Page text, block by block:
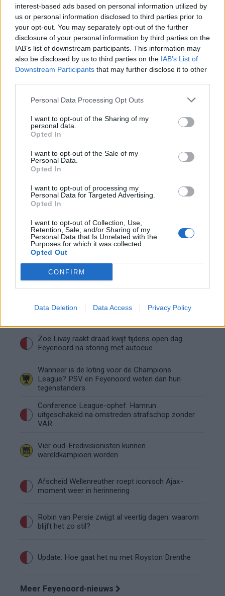
interest-based ads based on personal information utilized by
us or personal information disclosed to third parties prior to
your opt-out. You may separately opt-out of the further
disclosure of your personal information by third parties on the
IAB’s list of downstream participants. This information may
also be disclosed by us to third parties on the IAB’s List of
Downstream Participants that may further disclose it to other
Personal Data Processing Opt Outs
I want to opt-out of the Sharing of my
personal data.
Opted In
I want to opt-out of the Sale of my
Personal Data.
Opted In
I want to opt-out of processing my
Personal Data for Targeted Advertising.
Opted In
I want to opt-out of Collection, Use,
Retention, Sale, and/or Sharing of my
Personal Data that Is Unrelated with the
Purposes for which it was collected.
Opted Out
CONFIRM
Data Deletion Data Access Privacy Policy
Feyenoord zet deur open voor miljoenen: Ueda
en Hadj Moussa mogen vertrekken
Feyenoord sluit voorbereiding bijna af: dit staat
er nog op het programma
keuze voor Marokko
Brengt Sporting Portugal Feyenoord in de
problemen rond Hadj Moussa?
Van droomtransfer tot contractontbinding: het
Feyenoord-verhaal van Calvin Stengs
'Hij is weer gewoon mijn vader': Shaqueel
openhartig over Robin van Persie
Lille geeft niet op na afwijzing: komt er nieuw
bod op Gjivai Zechiël?
Been blikt terug op historische afstraffing: "Die
schaamte voel ik nog altijd"
Calvin Stengs opnieuw vader: bijzonder nieuws in
onzekere transferzomer
Zoë Livay raakt draad kwijt tijdens open dag
Feyenoord na storing met autocue
Wanneer is de loting voor de Champions
League? PSV en Feyenoord weten dan hun
tegenstanders
Conference League-ophef: Hamrun
uitgeschakeld na omstreden strafschop zonder
VAR
Vier oud-Eredivisionisten kunnen
wereldkampioen worden
Afscheid Wellenreuther roept iconisch Ajax-
moment weer in herinnering
Robin van Persie zwijgt al veertig dagen: waarom
blijft het zo stil?
Update: Hoe gaat het nu met Royston Drenthe
Meer Feyenoord-nieuws